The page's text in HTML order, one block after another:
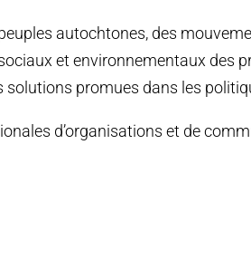
autochtones, des
et environnementaux des
promues dans les
d’organisations et de